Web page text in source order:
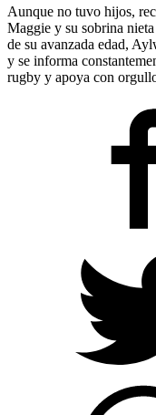
Aunque no tuvo hijos,
Maggie y su sobrina
de su avanzada edad,
y se informa
rugby y apoya con